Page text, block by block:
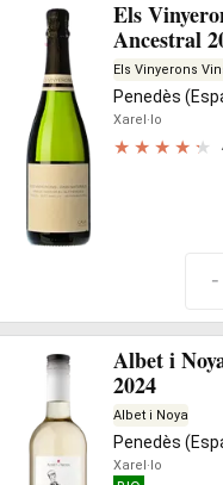
Els
Ancestral
Els Vinyerons
Penedès
Xarel·lo
-
Albet i
2024
Albet i Noya
Penedès
Xarel·lo